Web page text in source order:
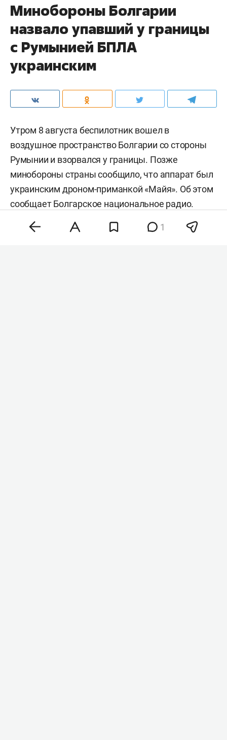
Минобороны Болгарии
назвало упавший у границы
с Румынией БПЛА
украинским
Утром 8 августа беспилотник вошел в
воздушное пространство Болгарии со стороны
Румынии и взорвался у границы. Позже
минобороны страны сообщило, что аппарат был
украинским дроном-приманкой «Майя». Об этом
сообщаетБолгарское национальное радио.
1